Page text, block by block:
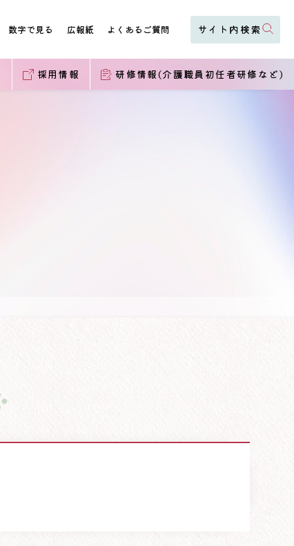
数字で見る 広報紙 よくあるご質問
採用情報 研修情報(介護職員初任者研修など)